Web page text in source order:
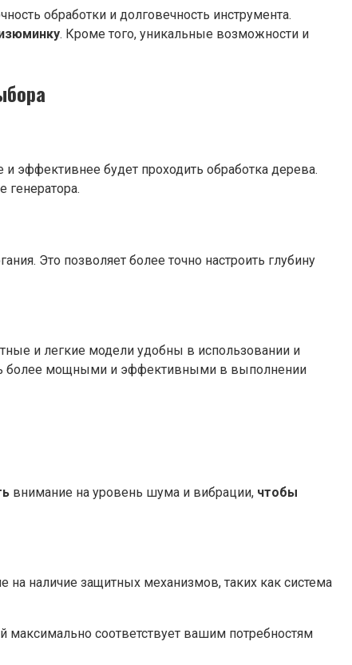
обработки и долговечность инструмента.
. Кроме того, уникальные возможности и
эффективнее будет проходить обработка дерева.
генератора.
Это позволяет более точно настроить глубину
и легкие модели удобны в использовании и
более мощными и эффективными в выполнении
внимание на уровень шума и вибрации, чтобы
на наличие защитных механизмов, таких как система
соответствует вашим потребностям